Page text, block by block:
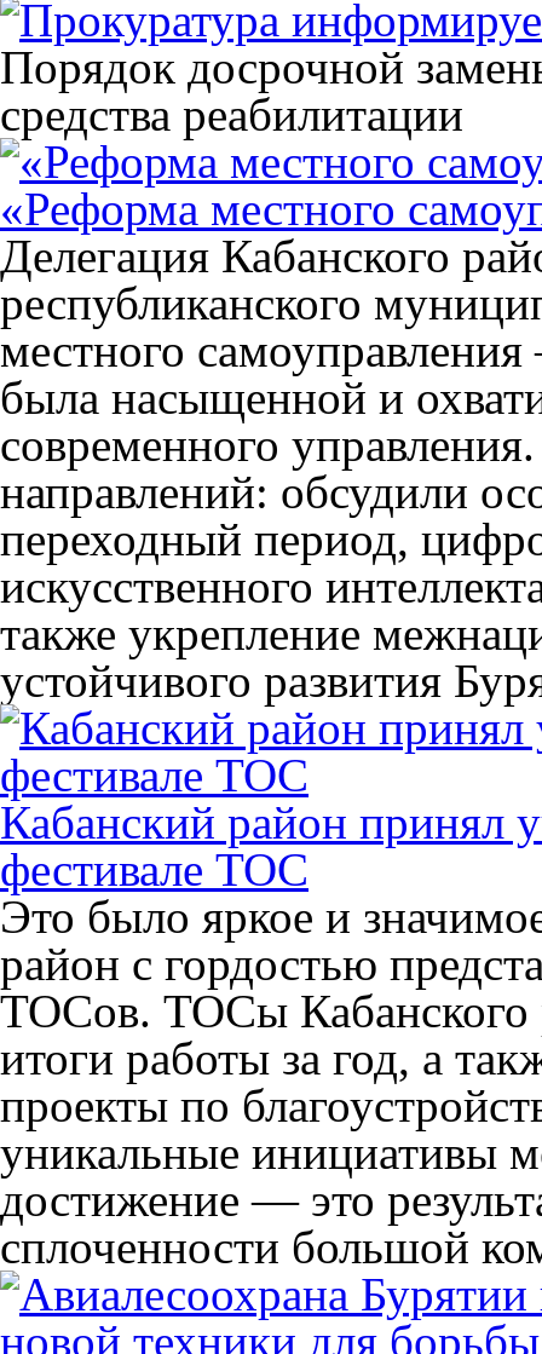
Порядок досрочной
средства реабилитации
«Реформа местного
Делегация Кабанского
республиканского
местного
была насыщенной и
современного
направлений: обсудили
переходный период,
искусственного
также укрепление
устойчивого развития
Кабанский район принял
фестивале ТОС
Это было яркое и
район с гордостью
ТОСов. ТОСы Кабанского
итоги работы за год, а
проекты по
уникальные инициативы
достижение — это
сплоченности большой